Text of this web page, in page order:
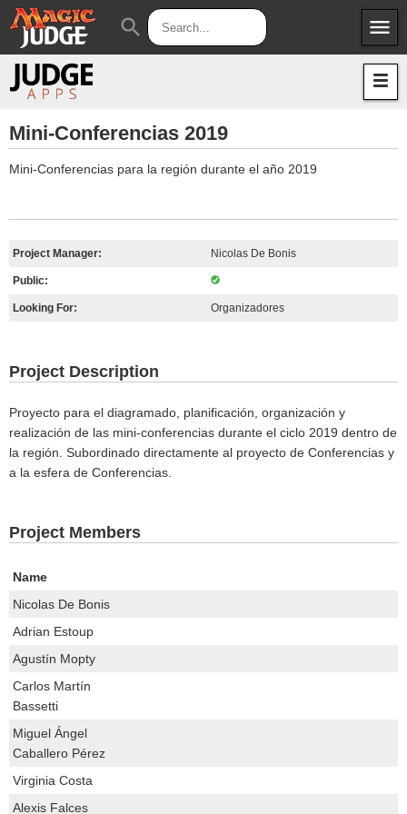
menu
Apps
Judges
JAR
search
Mini-Conferencias 2019
Mini-Conferencias para la región durante el año 2019
Project Manager: Nicolas De Bonis
Public:
Looking For: Organizadores
Project Description
Proyecto para el diagramado, planificación, organización y
realización de las mini-conferencias durante el ciclo 2019 dentro de
la región. Subordinado directamente al proyecto de Conferencias y
a la esfera de Conferencias.
Project Members
Name
Nicolas De Bonis
Adrian Estoup
Agustín Mopty
Carlos Martín
Bassetti
Miguel Ángel
Caballero Pérez
Virginia Costa
Alexis Falces